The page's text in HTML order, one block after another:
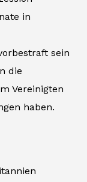
in
sein
die
Vereinigten
haben.